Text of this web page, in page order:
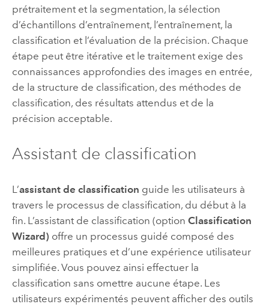
prétraitement et la segmentation, la sélection
d’échantillons d’entraînement, l’entraînement, la
classification et l’évaluation de la précision. Chaque
étape peut être itérative et le traitement exige des
connaissances approfondies des images en entrée,
de la structure de classification, des méthodes de
classification, des résultats attendus et de la
précision acceptable.
Assistant de classification
L’assistant de classification guide les utilisateurs à
travers le processus de classification, du début à la
fin. L’assistant de classification (option Classification
Wizard) offre un processus guidé composé des
meilleures pratiques et d’une expérience utilisateur
simplifiée. Vous pouvez ainsi effectuer la
classification sans omettre aucune étape. Les
utilisateurs expérimentés peuvent afficher des outils